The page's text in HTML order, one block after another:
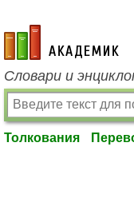
academic.ru
Словари и
Толкования